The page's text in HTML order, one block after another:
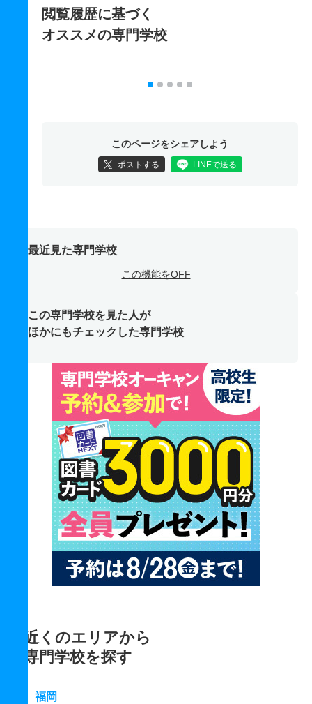
閲覧履歴に基づく
オススメの専門学校
このページをシェアしよう
ポストする LINEで送る
最近見た専門学校
この機能をOFF
この専門学校を見た人が
ほかにもチェックした専門学校
近くのエリアから
専門学校を探す
福岡